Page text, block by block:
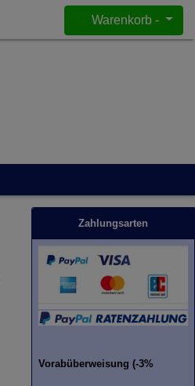
Warenkorb -
Zahlungsarten
Vorabüberweisung (-3%